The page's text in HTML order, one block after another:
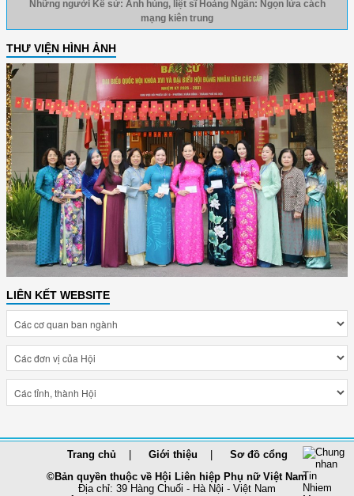
Những người Kể sử: Anh hùng, liệt sĩ Hoàng Ngân: Ngọn lửa cách
mạng kiên trung
THƯ VIỆN HÌNH ẢNH
LIÊN KẾT WEBSITE
Trang chủ Giới thiệu
Sơ đồ cổng
©Bản quyền thuộc về Hội Liên hiệp Phụ nữ Việt Nam
Địa chỉ: 39 Hàng Chuối - Hà Nội - Việt Nam